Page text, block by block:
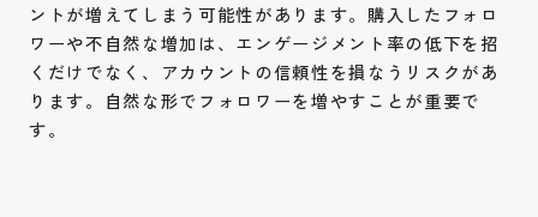
ントが増えてしまう可能性があります。購入したフォロ
ワーや不自然な増加は、エンゲージメント率の低下を招
くだけでなく、アカウントの信頼性を損なうリスクがあ
ります。自然な形でフォロワーを増やすことが重要で
す。